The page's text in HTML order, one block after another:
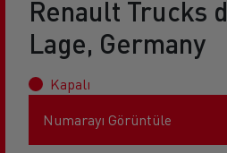
Renault Trucks
Lage, Germany
Kapalı
Numarayı Görüntüle